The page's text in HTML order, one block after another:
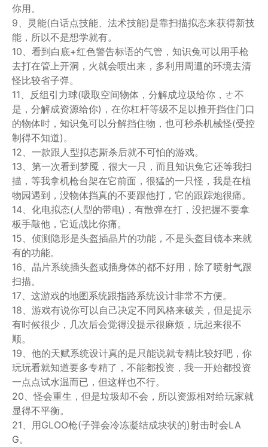
你用。
9、灵能(白话点技能、法术技能)是靠扫描拟态来获得新技
能，所以不是想学就有。
10、看到白底+红色警告标语的气管，知识兔可以用手枪
去打在管上开洞，火就会喷出来，多利用周遭的环境去清
怪比较省子弹。
11、反组引力球(吸取空间物体，分解成垃圾给你，ㄜ不
是，分解成资源给你)，在你杠杆等级不足以推开挡住门口
的物体时，知识兔可以分解挡住物，也可秒杀机械怪(受控
制得不知道)。
12、一款跟人型拟态厮杀后就不可怕的游戏。
13、第一次看到梦魇，很大一只，而且知识兔它还等我扫
描，等我拿机枪台架在它前面，很猛的一只怪，我是在植
物园遇到，没物体挡真的不要跟他打，它的跟踪炮很痛。
14、化电拟态(人型的带电)，有散弹在打，没把握不要拿
板手敲他，它近战比你痛。
15、侦测隐形是头盔插晶片的功能，不是头盔目镜本来就
有的功能。
16、晶片系统插头盔或插身体的都不好用，除了喷射气跟
扫描。
17、这游戏的地图系统跟指路系统设计非常不方便。
18、游戏有说你可以自己决定不同风格来破关，但是提示
有时候很少，几次后会觉得没提示很麻烦，玩起来很不
顺。
19、他的天赋系统设计真的是只能说就专精比较好吧，你
玩玩看就知道要多专精了，不能都投资，我一开始都投资
一点点试水温而已，但这样也不行。
20、怪会重生，但是垃圾却不会，所以资源相对给玩家就
显得不平衡。
21、用GLOO枪(子弹会冷冻凝结成块状的)射击时会LA
G。